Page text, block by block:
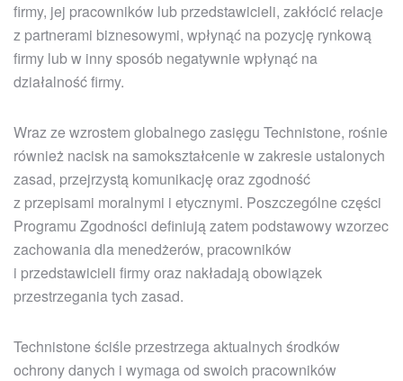
firmy, jej pracowników lub przedstawicieli, zakłócić relacje
z partnerami biznesowymi, wpłynąć na pozycję rynkową
firmy lub w inny sposób negatywnie wpłynąć na
działalność firmy.
Wraz ze wzrostem globalnego zasięgu Technistone, rośnie
również nacisk na samokształcenie w zakresie ustalonych
zasad, przejrzystą komunikację oraz zgodność
z przepisami moralnymi i etycznymi. Poszczególne części
Programu Zgodności definiują zatem podstawowy wzorzec
zachowania dla menedżerów, pracowników
i przedstawicieli firmy oraz nakładają obowiązek
przestrzegania tych zasad.
Technistone ściśle przestrzega aktualnych środków
ochrony danych i wymaga od swoich pracowników